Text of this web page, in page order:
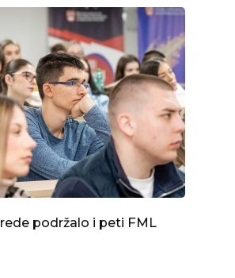
podržalo i peti FML